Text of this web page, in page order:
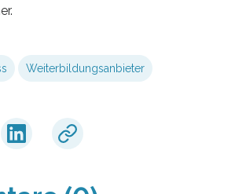
Weiterbildungsanbieter